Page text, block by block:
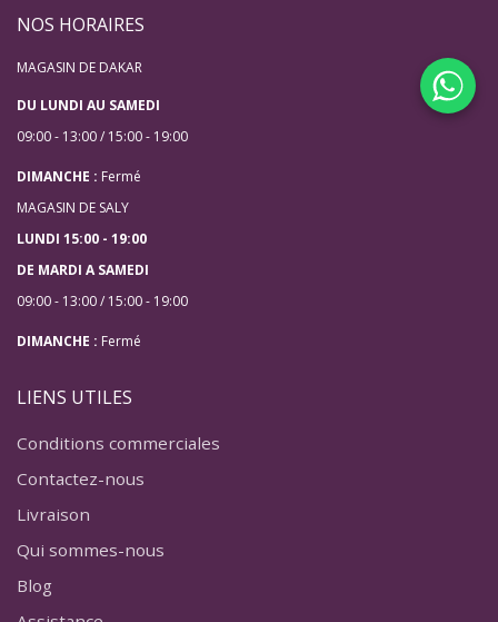
NOS HORAIRES
MAGASIN DE DAKAR
DU LUNDI AU SAMEDI
09:00 - 13:00 / 15:00 - 19:00
DIMANCHE : Fermé
MAGASIN DE SALY
LUNDI 15:00 - 19:00
DE MARDI A SAMEDI
09:00 - 13:00 / 15:00 - 19:00
DIMANCHE : Fermé
LIENS UTILES
Conditions commerciales
Contactez-nous
Livraison
Qui sommes-nous
Blog